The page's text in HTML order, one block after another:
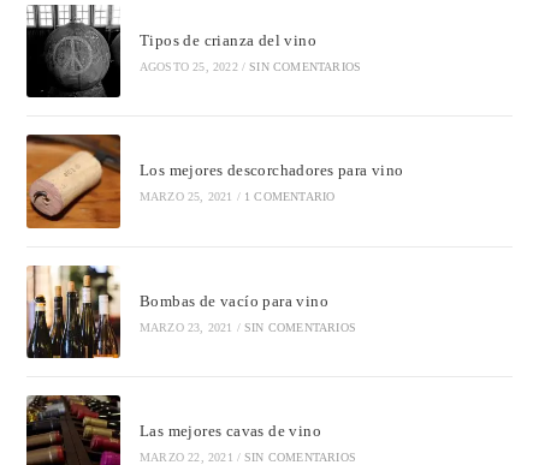
Tipos de crianza del vino
AGOSTO 25, 2022 / SIN COMENTARIOS
Los mejores descorchadores para vino
MARZO 25, 2021 / 1 COMENTARIO
Bombas de vacío para vino
MARZO 23, 2021 / SIN COMENTARIOS
Las mejores cavas de vino
MARZO 22, 2021 / SIN COMENTARIOS